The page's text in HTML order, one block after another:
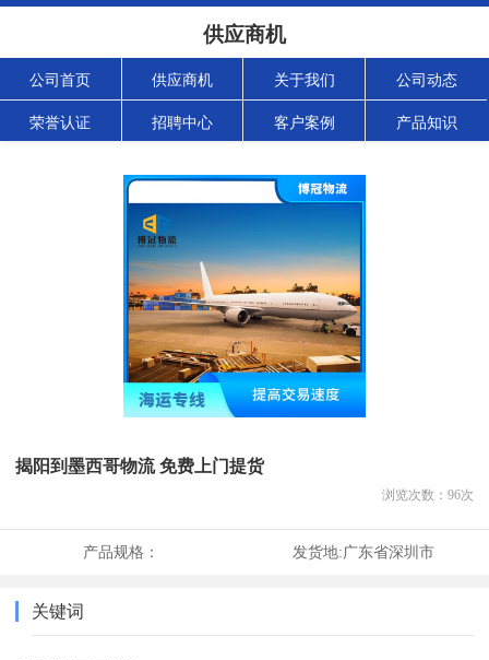
供应商机
公司首页 供应商机 关于我们 公司动态
荣誉认证 招聘中心 客户案例 产品知识
揭阳到墨西哥物流 免费上门提货
浏览次数： 96次
产品规格： 发货地:广东省深圳市
关键词